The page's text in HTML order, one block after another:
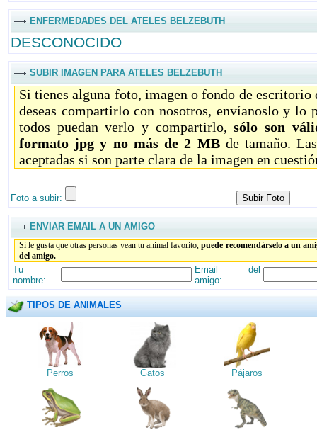
ENFERMEDADES DEL ATELES BELZEBUTH
DESCONOCIDO
SUBIR IMAGEN PARA ATELES BELZEBUTH
Si tienes alguna foto, imagen o fondo de escritorio
deseas compartirlo con nosotros, envíanoslo y lo
todos puedan verlo y compartirlo,sólo son
formato jpg y no más de 2 MBde tamaño.
aceptadas si son parte clara de la imagen en
Foto a subir:
ENVIAR EMAIL A UN AMIGO
Si le gusta que otras personas vean tu animal favorito,puede recomendárselo a un
del amigo.
Tu
nombre:
Email del
amigo:
TIPOS DE ANIMALES
Perros Gatos Pájaros